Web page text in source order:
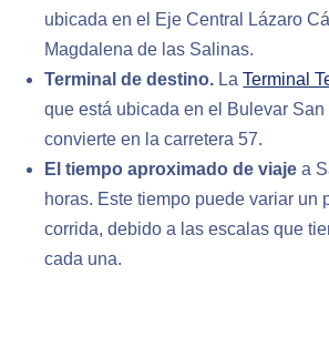
ubicada en el Eje Central Lázaro
Magdalena de las Salinas.
Terminal de destino. LaTerminal
que está ubicada en el Bulevar
convierte en la carretera 57.
El tiempo aproximado de viaje a
horas. Este tiempo puede variar un
corrida, debido a las escalas que
cada una.